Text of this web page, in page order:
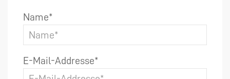
Name*
E-Mail-Addresse*